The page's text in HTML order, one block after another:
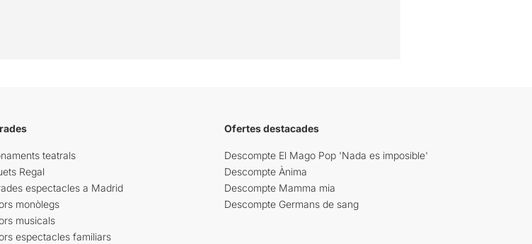
teatrals
Regal
espectacles a Madrid
monòlegs
musicals
espectacles familiars
Ofertes destacades
Descompte El Mago Pop 'Nada es imposible'
Descompte Ànima
Descompte Mamma mia
Descompte Germans de sang